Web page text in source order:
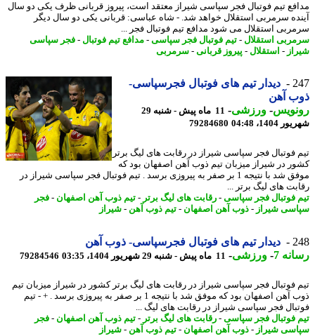
تیم فوتبال فجر سپاسی شیراز معتقد است، پیروز قربانی ظرف یکی دو سال
سرمربی استقلال خواهد شد. - شاه عباسی: قربانی یکی دو سال دیگر
استقلال می شود مدافع تیم فوتبال فجر ...
استقلال-تیم فوتبال فجر سپاسی-مدافع تیم فوتبال-فجر سپاسی
- استقلال-پیروز قربانی -سرمربی
دیدار تیم های فوتبال فجرسپاسی-
آهن
-ورزشی-
11 ماه پیش - شنبه 29
04:48
79284680
فوتبال فجر سپاسی شیراز در رقابت های لیگ برتر
در شیراز میزبان تیم ذوب آهن اصفهان بود که
موفق شد با نتیجه 1 بر صفر به پیروزی برسد . تیم فوتبال فجر سپاسی شیراز در
های لیگ برتر ...
فوتبال فجر سپاسی-رقابت های لیگ برتر - تیم ذوب آهن اصفهان-فجر
شیراز- ذوب آهن اصفهان-تیم ذوب آهن -شیراز
دیدار تیم های فوتبال فجرسپاسی- ذوب آهن
7
-ورزشی-11 ماه پیش - شنبه 29 شهریور 1404، 03:35 79284546
فوتبال فجر سپاسی شیراز در رقابت های لیگ برتر کشور در شیراز میزبان تیم
ذوب آهن اصفهان بود که موفق شد با نتیجه 1 بر صفر به پیروزی برسد . + - تیم
فجر سپاسی شیراز در رقابت های لیگ ...
فوتبال فجر سپاسی-رقابت های لیگ برتر - تیم ذوب آهن اصفهان-فجر
شیراز- ذوب آهن اصفهان-تیم ذوب آهن -شیراز